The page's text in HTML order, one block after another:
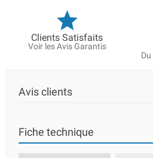
Clients Satisfaits
Voir les Avis Garantis
Avis clients
Fiche technique